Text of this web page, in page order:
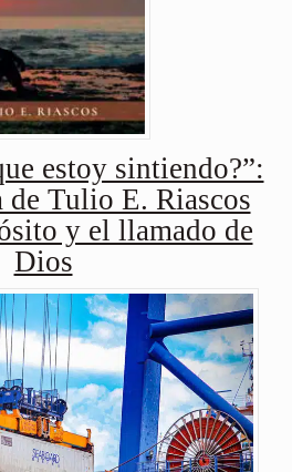
estoy sintiendo?”:
de Tulio E. Riascos
y el llamado de
Dios